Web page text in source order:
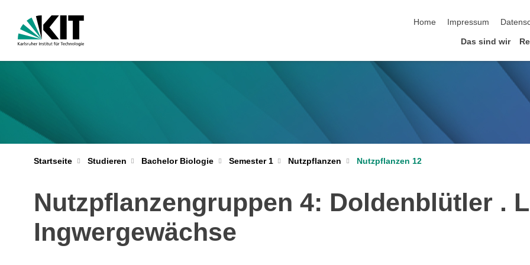
Home
Impressum
Das sind wir
Startseite Studieren Bachelor Biologie Semester 1 Nutzpflanzen Nutzpflanzen 12
Nutzpflanzengruppen 4: Doldenblütler .
Ingwergewächse